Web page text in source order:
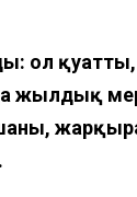
ол қуатты,
жылдық
.